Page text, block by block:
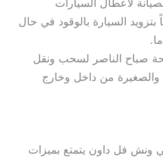
لأعطال السيارات
بتزويد السيارة بالوقود في حال
صباح الناصر لسحب ونقل
والصغيرة من داخل وخارج
ونش فل داون يتمتع بميزات